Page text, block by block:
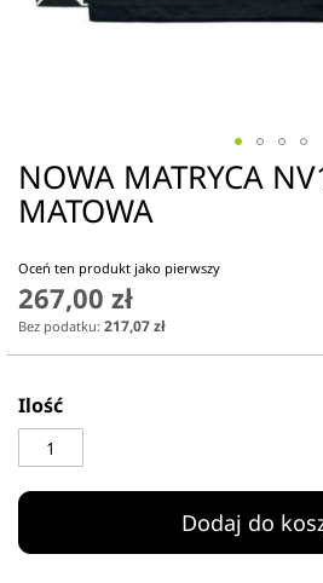
Przejdź
na
początek
NOWA MATRYCA
MATOWA
Oceń ten produkt jako pierwszy
267,00 zł
217,07 zł
Ilość
Dodaj do